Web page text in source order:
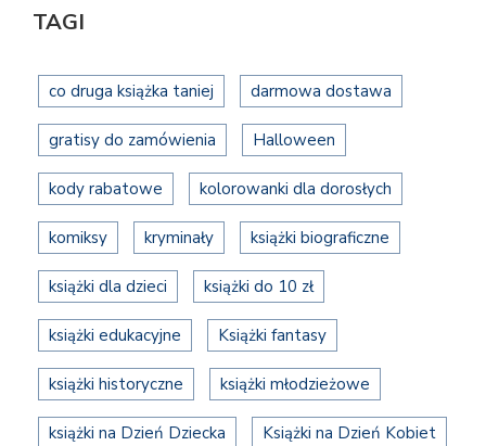
TAGI
co druga książka taniej darmowa dostawa
gratisy do zamówienia Halloween
kody rabatowe kolorowanki dla dorosłych
komiksy kryminały książki biograficzne
książki dla dzieci książki do 10 zł
książki edukacyjne Książki fantasy
książki historyczne książki młodzieżowe
książki na Dzień Dziecka Książki na Dzień Kobiet